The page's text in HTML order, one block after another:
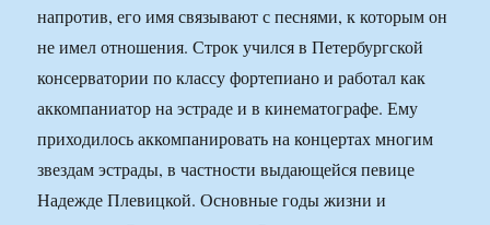
напротив, его имя связывают с песнями, к которым он
не имел отношения. Строк учился в Петербургской
консерватории по классу фортепиано и работал как
аккомпаниатор на эстраде и в кинематографе. Ему
приходилось аккомпанировать на концертах многим
звездам эстрады, в частности выдающейся певице
Надежде Плевицкой. Основные годы жизни и